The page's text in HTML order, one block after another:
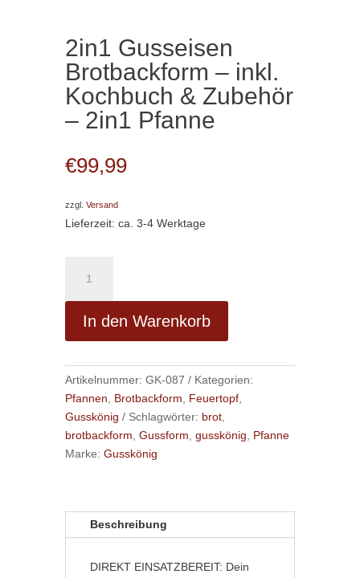
2in1 Gusseisen
Brotbackform – inkl.
Kochbuch & Zubehör
– 2in1 Pfanne
€99,99
zzgl. Versand
Lieferzeit: ca. 3-4 Werktage
Gusseisen
Brotbackform
inkl.
&
Zubehör
-
2in1
Pfanne
In den Warenkorb
e
r
n
t
:
Artikelnummer: GK-087
Kategorien:
Pfannen
Brotbackform Feuertopf,
Gusskönig
Schlagwörter: brot,
brotbackform Gussform gusskönig
Pfanne
Marke: Gusskönig
Beschreibung
DIREKT EINSATZBEREIT: Dein